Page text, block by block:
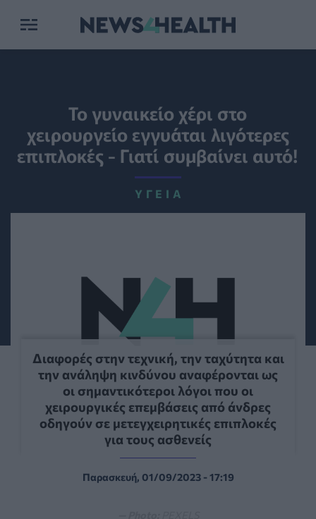
Το γυναικείο χέρι στο
χειρουργείο εγγυάται λιγότερες
επιπλοκές - Γιατί συμβαίνει αυτό!
ΥΓΕΊΑ
Διαφορές στην τεχνική, την ταχύτητα και
την ανάληψη κινδύνου αναφέρονται ως
οι σημαντικότεροι λόγοι που οι
χειρουργικές επεμβάσεις από άνδρες
οδηγούν σε μετεγχειρητικές επιπλοκές
για τους ασθενείς
Παρασκευή, 01/09/2023 - 17:19